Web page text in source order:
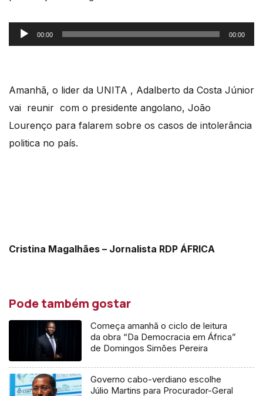
Reprodutor
de
00:00 00:00
Amanhã, o lider da UNITA , Adalberto da Costa Júnior
vai reunir com o presidente angolano, João
Lourenço para falarem sobre os casos de intolerância
politica no país.
Cristina Magalhães – Jornalista RDP ÁFRICA
Pode também gostar
Começa amanhã o ciclo de leitura
da obra “Da Democracia em África”
de Domingos Simões Pereira
Governo cabo-verdiano escolhe
Júlio Martins para Procurador-Geral